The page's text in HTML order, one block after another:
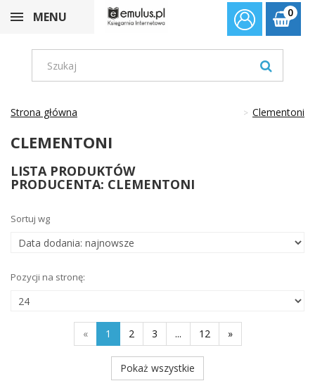
0
MENU
Strona główna Clementoni
CLEMENTONI
LISTA PRODUKTÓW
PRODUCENTA: CLEMENTONI
Sortuj wg
Pozycji na stronę:
« 1 2 3 ... 12 »
Pokaż wszystkie